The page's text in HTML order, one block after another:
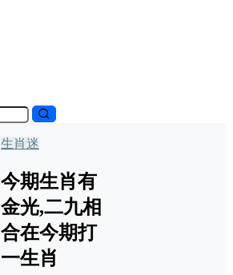
生肖迷
今期生肖有
金光,二九相
合在今期打
一生肖